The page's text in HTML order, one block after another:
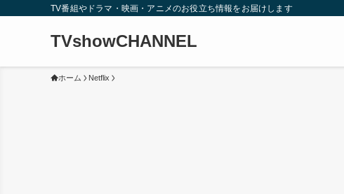
TV番組やドラマ・映画・アニメのお役立ち情報をお届けします
TVshowCHANNEL
ホーム Netflix